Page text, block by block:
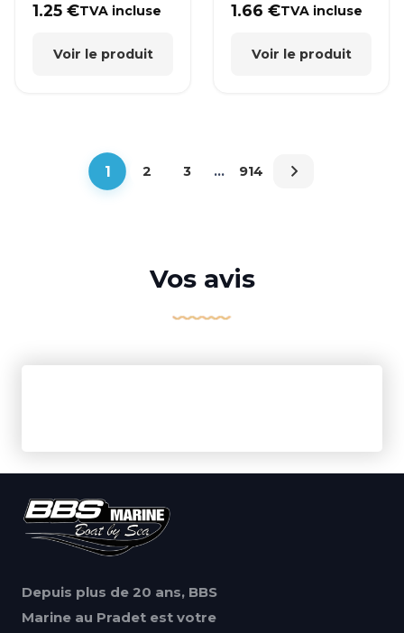
1.25€TVA incluse
Voir le produit
1.66€TVA incluse
Voir le produit
1 2 3 … 914
Vos avis
Depuis plus de 20 ans, BBS
Marine au Pradet est votre